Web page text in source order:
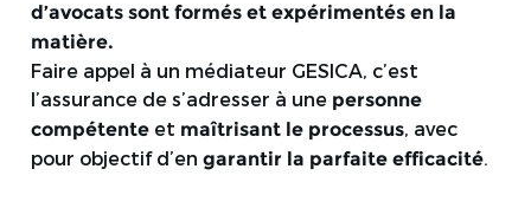
d’avocats sont formés et expérimentés en la
matière.
Faire appel à un médiateur GESICA, c’est
l’assurance de s’adresser à une personne
compétente et maîtrisant le processus, avec
pour objectif d’en garantir la parfaite efficacité.